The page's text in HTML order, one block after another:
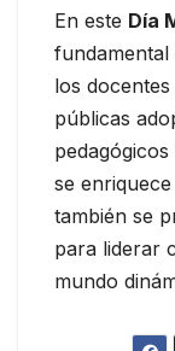
En este Día
fundamental
los
públicas
se
también se
para liderar
mundo